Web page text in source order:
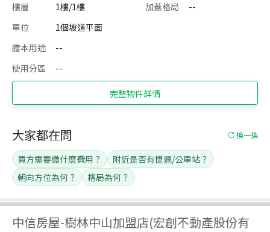
樓層
1樓/1樓 加蓋格局
--
車位
1個坡道平面
謄本用途
--
使用分區
--
完整物件詳情
中信房屋-樹林中山加盟店(宏創不動產股份有
大家都在問 換一換
買方需要繳什麼費用？
附近是否有捷運/公車站？
朝向方位為何？
格局為何？